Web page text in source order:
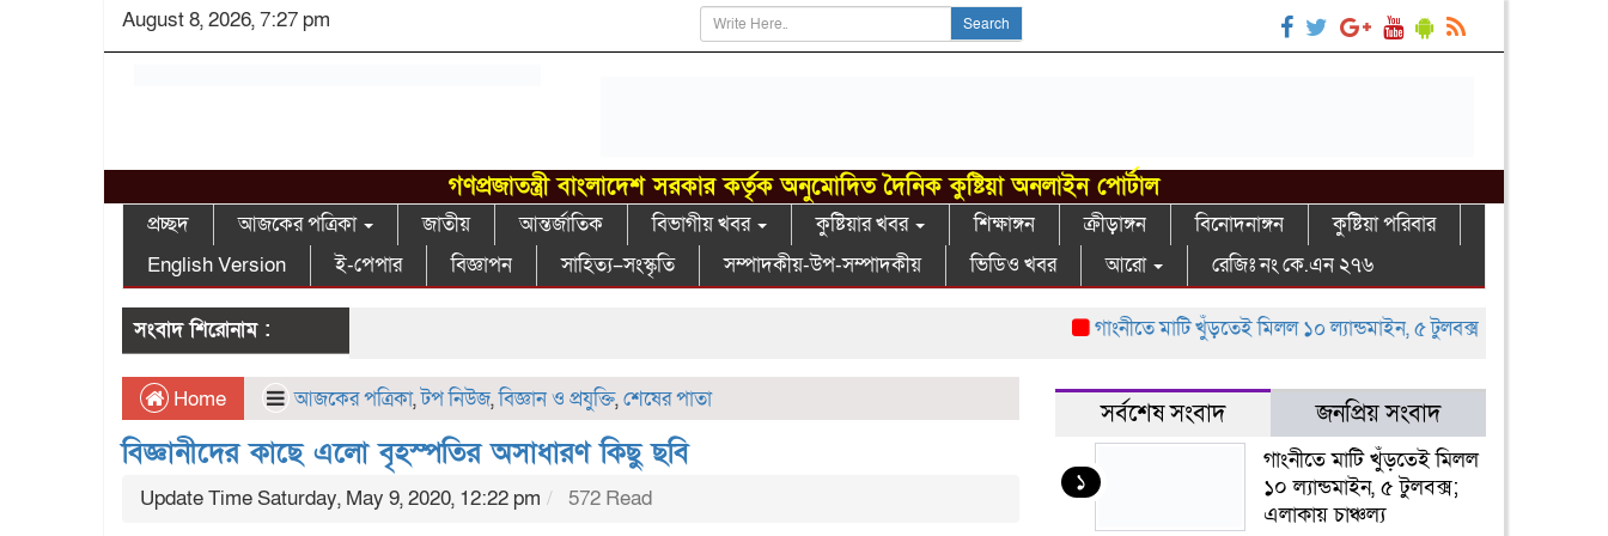
August 8, 2026, 7:27 pm Search
গণপ্রজাতন্ত্রী বাংলাদেশ সরকার কর্তৃক অনুমোদিত দৈনিক কুষ্টিয়া অনলাইন পোর্টাল
প্রচ্ছদ আজকের পত্রিকা জাতীয় আন্তর্জাতিক বিভাগীয় খবর কুষ্টিয়ার খবর শিক্ষাঙ্গন ক্রীড়াঙ্গন বিনোদনাঙ্গন
কুষ্টিয়া পরিবার
English Version
ই-পেপার বিজ্ঞাপন সাহিত্য–সংস্কৃতি সম্পাদকীয়-উপ-সম্পাদকীয় ভিডিও খবর আরো রেজিঃ নং কে.এন ২৭৬
সংবাদ শিরোনাম : গাংনীতে মাটি খুঁড়তেই মিলল ১০ ল্যান্ডমাইন, ৫ টুলবক্স; এলাকায় চাঞ্চল্য
Home আজকের পত্রিকা,টপ নিউজ,বিজ্ঞান ও প্রযুক্তি,শেষের পাতা
বিজ্ঞানীদের কাছে এলো বৃহস্পতির অসাধারণ কিছু ছবি
Update Time Saturday, May 9, 2020, 12:22 pm 572 Read
সর্বশেষ সংবাদ জনপ্রিয় সংবাদ
১
গাংনীতে মাটি খুঁড়তেই মিলল
১০ ল্যান্ডমাইন, ৫ টুলবক্স;
এলাকায় চাঞ্চল্য